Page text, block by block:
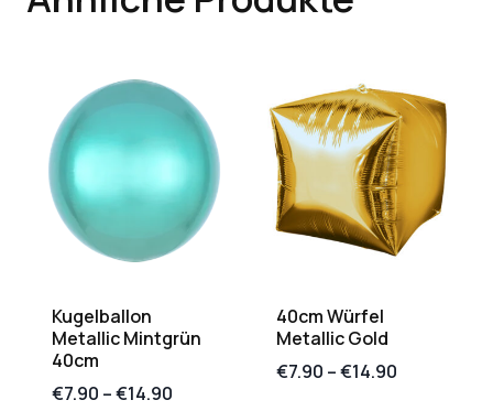
Kugelballon
Metallic Mintgrün
40cm
€7.90 –€14.90
40cm Würfel
Metallic Gold
€7.90 –€14.90